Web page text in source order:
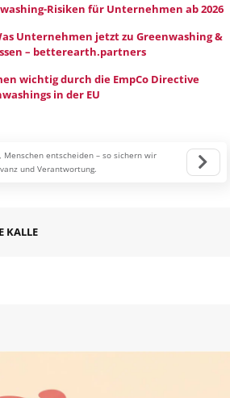
Risiken für Unternehmen ab 2026
Unternehmen jetzt zu Greenwashing &
– betterearth.partners
wichtig durch die EmpCo Directive
in der EU
Menschen entscheiden – so sichern wir
und Verantwortung.
KALLE